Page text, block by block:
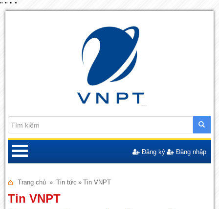
" " " "
Đăng ký Đăng nhập
Trang chủ » Tin tức » Tin VNPT
Tin VNPT